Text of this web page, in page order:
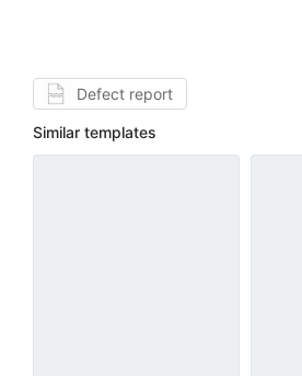
Defect report
Similar templates